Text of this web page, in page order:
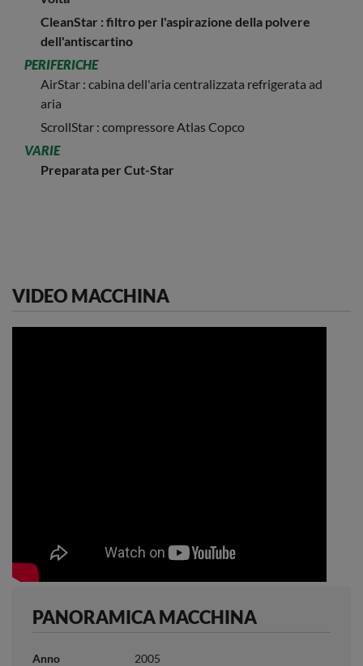
CleanStar : filtro per l'aspirazione della polvere
dell'antiscartino
PERIFERICHE
AirStar : cabina dell'aria centralizzata refrigerata ad
aria
ScrollStar : compressore Atlas Copco
VARIE
Preparata per Cut-Star
VIDEO MACCHINA
PANORAMICA MACCHINA
Anno
2005